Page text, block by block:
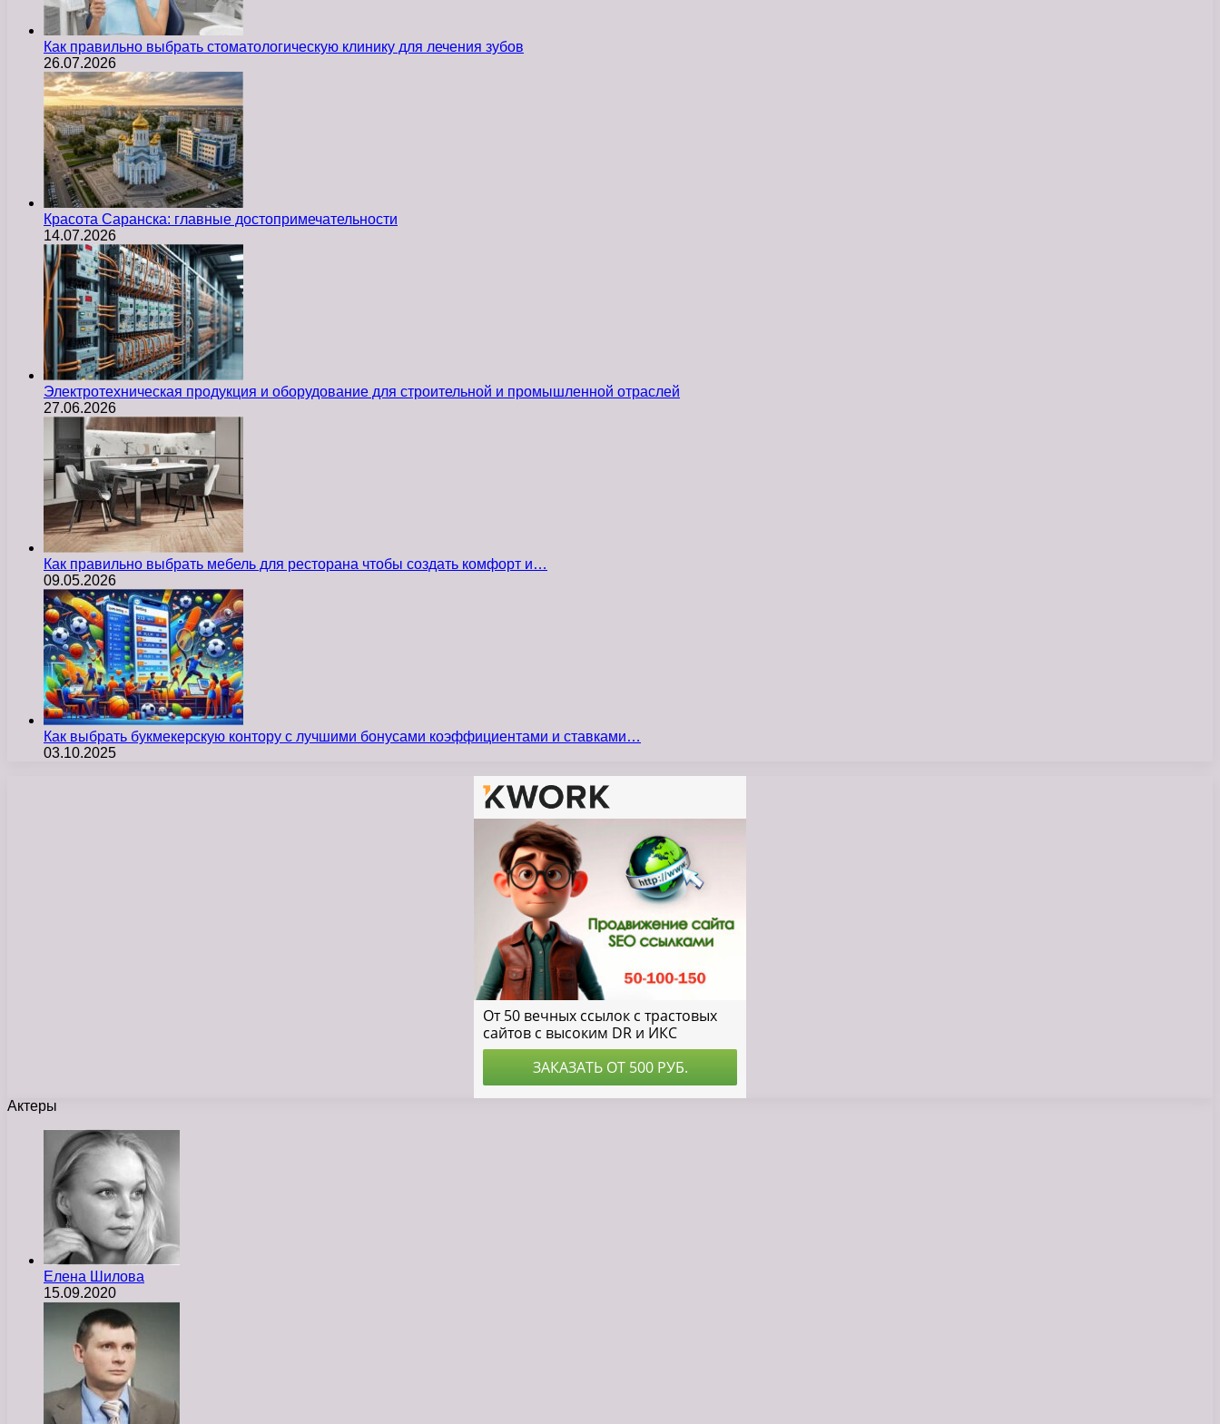
Как правильно выбрать стоматологическую клинику для лечения зубов
26.07.2026
Красота Саранска: главные достопримечательности
14.07.2026
Электротехническая продукция и оборудование для строительной и промышленной отраслей
27.06.2026
Как правильно выбрать мебель для ресторана чтобы создать комфорт и…
09.05.2026
Как выбрать букмекерскую контору с лучшими бонусами коэффициентами и ставками…
03.10.2025
Актеры
Елена Шилова
15.09.2020